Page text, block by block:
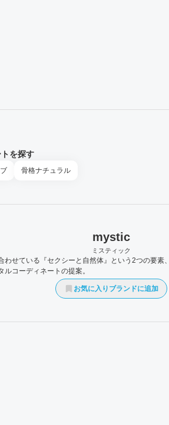
を探す
骨格ナチュラル
mystic
ミスティック
わせている『セクシーと自然体』という2つの要素
ルコーディネートの提案。
お気に入りブランドに追加